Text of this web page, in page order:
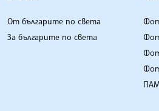
От българите по света
За българите по света